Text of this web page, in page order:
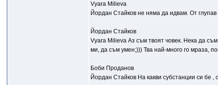
Vyara Milieva
Йордан Стайков не няма да идвам. От глупав
Йордан Стайков
Vyara Milieva Аз съм твоят човек. Нека да
ми, да съм умен;))) Тва най-много го мраза,
Боби Проданов
Йордан Стайков На какви субстанции си бе ,